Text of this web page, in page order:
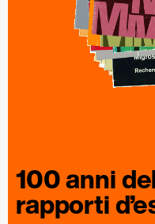
100 anni
rapporti